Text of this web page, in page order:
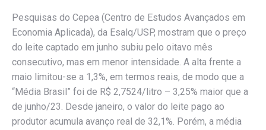
Pesquisas do Cepea (Centro de Estudos Avançados em
Economia Aplicada), da Esalq/USP, mostram que o preço
do leite captado em junho subiu pelo oitavo mês
consecutivo, mas em menor intensidade. A alta frente a
maio limitou-se a 1,3%, em termos reais, de modo que a
“Média Brasil” foi de R$ 2,7524/litro – 3,25% maior que a
de junho/23. Desde janeiro, o valor do leite pago ao
produtor acumula avanço real de 32,1%. Porém, a média